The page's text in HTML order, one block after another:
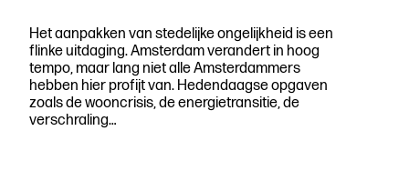
Het aanpakken van stedelijke ongelijkheid is een
flinke uitdaging. Amsterdam verandert in hoog
tempo, maar lang niet alle Amsterdammers
hebben hier profijt van. Hedendaagse opgaven
zoals de wooncrisis, de energietransitie, de
verschraling…